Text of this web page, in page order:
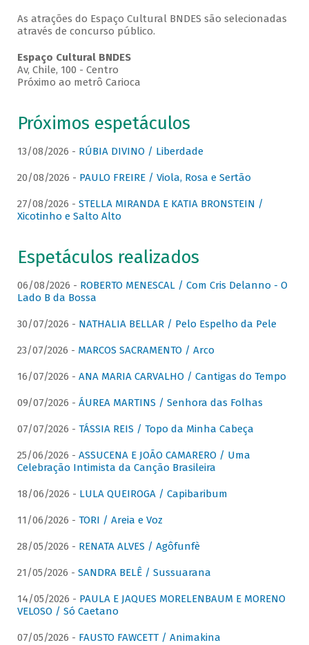
As atrações do Espaço Cultural BNDES são selecionadas
através de concurso público.
Espaço Cultural BNDES
Av, Chile, 100 - Centro
Próximo ao metrô Carioca
Próximos espetáculos
13/08/2026 - RÚBIA DIVINO / Liberdade
20/08/2026 - PAULO FREIRE / Viola, Rosa e Sertão
27/08/2026 - STELLA MIRANDA E KATIA BRONSTEIN /
Xicotinho e Salto Alto
Espetáculos realizados
06/08/2026 - ROBERTO MENESCAL / Com Cris Delanno - O
Lado B da Bossa
30/07/2026 - NATHALIA BELLAR / Pelo Espelho da Pele
23/07/2026 - MARCOS SACRAMENTO / Arco
16/07/2026 - ANA MARIA CARVALHO / Cantigas do Tempo
09/07/2026 - ÁUREA MARTINS / Senhora das Folhas
07/07/2026 - TÁSSIA REIS / Topo da Minha Cabeça
25/06/2026 - ASSUCENA E JOÃO CAMARERO / Uma
Celebração Intimista da Canção Brasileira
18/06/2026 - LULA QUEIROGA / Capibaribum
11/06/2026 - TORI / Areia e Voz
28/05/2026 - RENATA ALVES / Agôfunfè
21/05/2026 - SANDRA BELÊ / Sussuarana
14/05/2026 - PAULA E JAQUES MORELENBAUM E MORENO
VELOSO / Só Caetano
07/05/2026 - FAUSTO FAWCETT / Animakina